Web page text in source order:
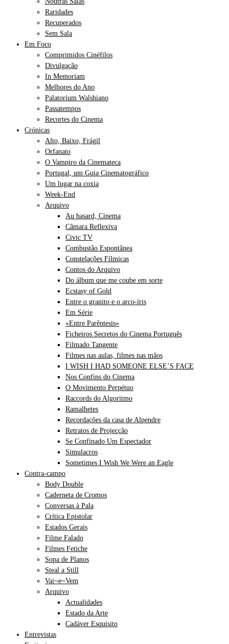
Raridades
Recuperados
Sem Sala
Em Foco
Comprimidos Cinéfilos
Divulgação
In Memoriam
Melhores do Ano
Palatorium Walshiano
Passatempos
Recortes do Cinema
Crónicas
Alto, Baixo, Frágil
Orfanato
O Vampiro da Cinemateca
Portugal, um Guia Cinematográfico
Um lugar na coxia
Week-End
Arquivo
Au hasard, Cinema
Câmara Reflexiva
Civic TV
Combustão Espontânea
Constelações Fílmicas
Contos do Arquivo
Do álbum que me coube em sorte
Ecstasy of Gold
Entre o granito e o arco-íris
Em Série
«Entre Parêntesis»
Ficheiros Secretos do Cinema Português
Filmado Tangente
Filmes nas aulas, filmes nas mãos
I WISH I HAD SOMEONE ELSE’S FACE
Nos Confins do Cinema
O Movimento Perpétuo
Raccords do Algoritmo
Ramalhetes
Recordações da casa de Alpendre
Retratos de Projecção
Se Confinado Um Espectador
Simulacros
Sometimes I Wish We Were an Eagle
Contra-campo
Body Double
Caderneta de Cromos
Conversas à Pala
Crítica Epistolar
Estados Gerais
Filme Falado
Filmes Fetiche
Sopa de Planos
Steal a Still
Vai~e~Vem
Arquivo
Actualidades
Estado da Arte
Cadáver Esquisito
Entrevistas